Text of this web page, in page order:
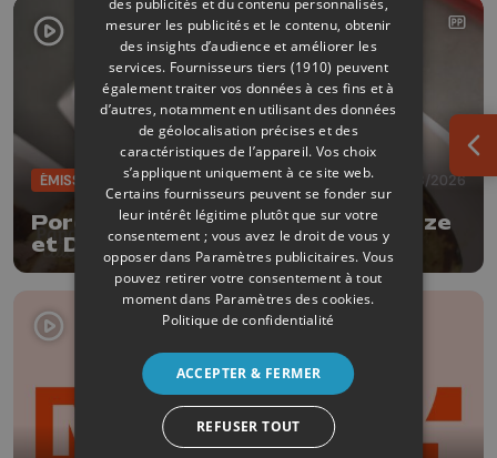
ÉMISSIONS 04/08/2026
Porc à la bière Tripick avec Delhaize
et Dufrais
des publicités et du contenu personnalisés,
mesurer les publicités et le contenu, obtenir
des insights d’audience et améliorer les
services. Fournisseurs tiers (1910) peuvent
également traiter vos données à ces fins et à
d’autres, notamment en utilisant des données
de géolocalisation précises et des
caractéristiques de l’appareil. Vos choix
s’appliquent uniquement à ce site web.
Certains fournisseurs peuvent se fonder sur
leur intérêt légitime plutôt que sur votre
consentement ; vous avez le droit de vous y
opposer dans Paramètres publicitaires. Vous
pouvez retirer votre consentement à tout
moment dans Paramètres des cookies.
Politique de confidentialité
ACCEPTER & FERMER
REFUSER TOUT